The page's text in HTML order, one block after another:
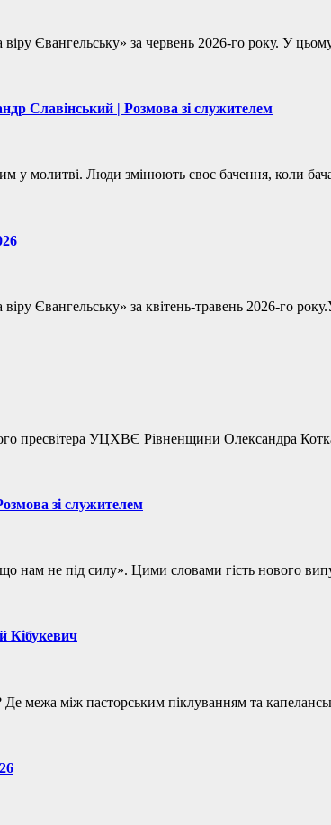
віру Євангельську» за червень 2026-го року. У
Славінський | Розмова зі служителем
у молитві. Люди змінюють своє бачення, коли
віру Євангельську» за квітень-травень 2026-
пресвітера УЦХВЄ Рівненщини Олександра
зі служителем
нам не під силу». Цими словами гість нового
Кібукевич
Де межа між пасторським піклуванням та